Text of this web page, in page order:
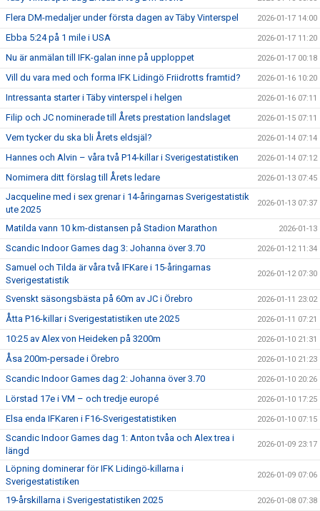
Flera DM-medaljer under första dagen av Täby Vinterspel 2026-01-17 14:00
Ebba 5:24 på 1 mile i USA 2026-01-17 11:20
Nu är anmälan till IFK-galan inne på upploppet 2026-01-17 00:18
Vill du vara med och forma IFK Lidingö Friidrotts framtid? 2026-01-16 10:20
Intressanta starter i Täby vinterspel i helgen 2026-01-16 07:11
Filip och JC nominerade till Årets prestation landslaget 2026-01-15 07:11
Vem tycker du ska bli Årets eldsjäl? 2026-01-14 07:14
Hannes och Alvin – våra två P14-killar i Sverigestatistiken 2026-01-14 07:12
Nomimera ditt förslag till Årets ledare 2026-01-13 07:45
Jacqueline med i sex grenar i 14-åringarnas Sverigestatistik
ute 2025
2026-01-13 07:37
Matilda vann 10 km-distansen på Stadion Marathon 2026-01-13
Scandic Indoor Games dag 3: Johanna över 3.70 2026-01-12 11:34
Samuel och Tilda är våra två IFKare i 15-åringarnas
Sverigestatistik
2026-01-12 07:30
Svenskt säsongsbästa på 60m av JC i Örebro 2026-01-11 23:02
Åtta P16-killar i Sverigestatistiken ute 2025 2026-01-11 07:21
10:25 av Alex von Heideken på 3200m 2026-01-10 21:31
Åsa 200m-persade i Örebro 2026-01-10 21:23
Scandic Indoor Games dag 2: Johanna över 3.70 2026-01-10 20:26
Lörstad 17e i VM – och tredje europé 2026-01-10 17:25
Elsa enda IFKaren i F16-Sverigestatistiken 2026-01-10 07:15
Scandic Indoor Games dag 1: Anton tvåa och Alex trea i
längd
2026-01-09 23:17
Löpning dominerar för IFK Lidingö-killarna i
Sverigestatistiken
2026-01-09 07:06
19-årskillarna i Sverigestatistiken 2025 2026-01-08 07:38